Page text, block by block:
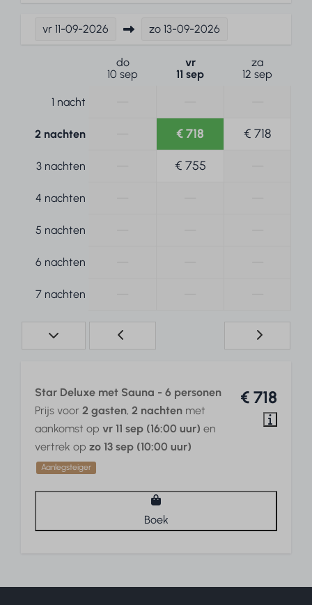
vr 11-09-2026 zo 13-09-2026
do
10 sep
vr
11 sep
za
12 sep
1 nacht
2 nachten € 718 € 718
3 nachten € 755
4 nachten
5 nachten
6 nachten
7 nachten
€ 718
Star Deluxe met Sauna - 6 personen
Prijs voor 2 gasten, 2 nachten met
aankomst op vr 11 sep (16:00 uur) en
vertrek op zo 13 sep (10:00 uur)
Aanlegsteiger
Boek